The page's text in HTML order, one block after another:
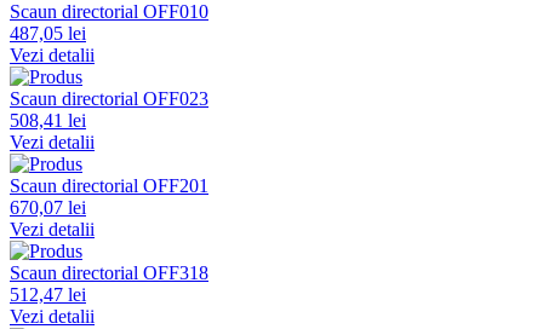
Scaun directorial OFF010
487,05 lei
Vezi detalii
Scaun directorial OFF023
508,41 lei
Vezi detalii
Scaun directorial OFF201
670,07 lei
Vezi detalii
Scaun directorial OFF318
512,47 lei
Vezi detalii